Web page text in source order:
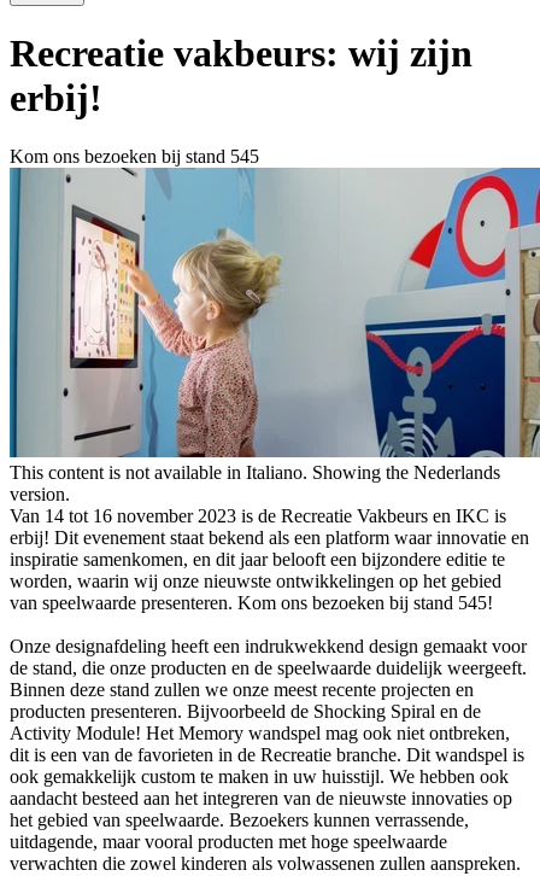
Recreatie vakbeurs: wij zijn
erbij!
Kom ons bezoeken bij stand 545
Messaggio
di
avvertimento
This content is not available in Italiano. Showing the Nederlands
version.
Van 14 tot 16 november 2023 is de Recreatie Vakbeurs en IKC is
erbij! Dit evenement staat bekend als een platform waar innovatie en
inspiratie samenkomen, en dit jaar belooft een bijzondere editie te
worden, waarin wij onze nieuwste ontwikkelingen op het gebied
van speelwaarde presenteren. Kom ons bezoeken bij stand 545!
Onze designafdeling heeft een indrukwekkend design gemaakt voor
de stand, die onze producten en de speelwaarde duidelijk weergeeft.
Binnen deze stand zullen we onze meest recente projecten en
producten presenteren. Bijvoorbeeld de Shocking Spiral en de
Activity Module! Het Memory wandspel mag ook niet ontbreken,
dit is een van de favorieten in de Recreatie branche. Dit wandspel is
ook gemakkelijk custom te maken in uw huisstijl. We hebben ook
aandacht besteed aan het integreren van de nieuwste innovaties op
het gebied van speelwaarde. Bezoekers kunnen verrassende,
uitdagende, maar vooral producten met hoge speelwaarde
verwachten die zowel kinderen als volwassenen zullen aanspreken.